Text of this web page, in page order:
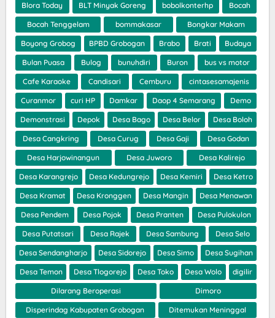
Blora Today BLT Minyak Goreng bobolkonterhp Bocah
Bocah Tenggelam bommakasar Bongkar Makam
Boyong Grobog BPBD Grobogan Brabo Brati Budaya
Bulan Puasa Bulog bunuhdiri Buron bus vs motor
Cafe Karaoke Candisari Cemburu cintasesamajenis
Curanmor curi HP Damkar Daop 4 Semarang Demo
Demonstrasi Depok Desa Bago Desa Belor Desa Boloh
Desa Cangkring Desa Curug Desa Gaji Desa Godan
Desa Harjowinangun Desa Juworo Desa Kalirejo
Desa Karangrejo Desa Kedungrejo Desa Kemiri Desa Ketro
Desa Kramat Desa Kronggen Desa Mangin Desa Menawan
Desa Pendem Desa Pojok Desa Pranten Desa Pulokulon
Desa Putatsari Desa Rajek Desa Sambung Desa Selo
Desa Sendangharjo Desa Sidorejo Desa Simo Desa Sugihan
Desa Temon Desa Tlogorejo Desa Toko Desa Wolo digilir
Dilarang Beroperasi Dimoro
Disperindag Kabupaten Grobogan Ditemukan Meninggal